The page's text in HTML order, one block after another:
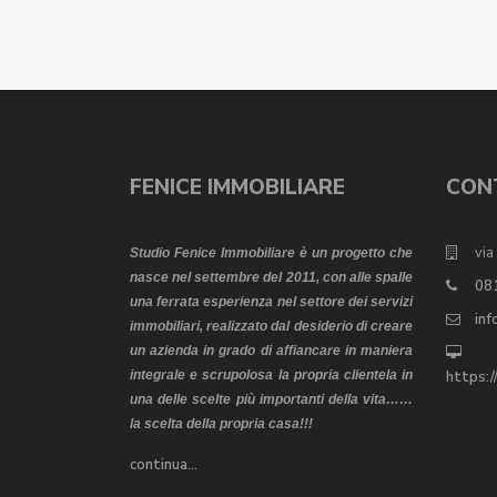
FENICE IMMOBILIARE
Studio Fenice Immobiliare è un progetto che
nasce nel settembre del 2011, con alle spalle
una ferrata esperienza nel settore dei servizi
immobiliari, realizzato dal desiderio di creare
un azienda in grado di affiancare in maniera
integrale e scrupolosa la propria clientela in
una delle scelte più importanti della vita……
la scelta della propria casa!!!
continua…